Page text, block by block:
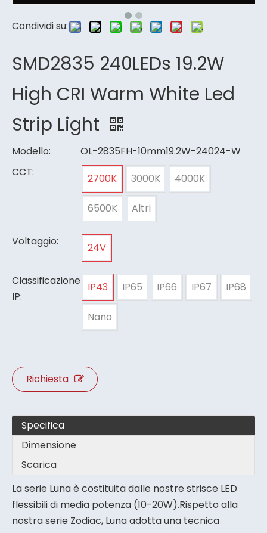
Condividi su:
SMD2835 240LEDs 19.2W
High CRI Warm White Led
Strip Light
Modello:
OL-2835FH-10mm19.2W-24024-W
CCT:
2700K 3000K 4000K
6500K Altri
Voltaggio: 24V
Classificazione
IP:
IP43 IP65 IP66 IP67 IP68
Nano
Richiesta
Specifica
Dimensione
Scarica
La serie Luna è costituita dalle nostre strisce LED
flessibili di media potenza (10-20W).Rispetto alla
nostra serie Zodiac, Luna adotta una tecnica